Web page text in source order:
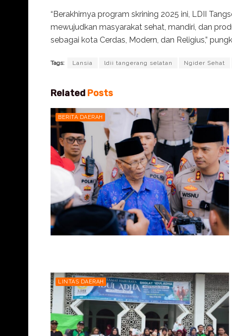
“Berakhirnya program skrining 2025 ini, LDII
mewujudkan masyarakat sehat, mandiri, dan
sebagai kota Cerdas, Modern, dan Religius,”
Tags: Lansia ldii tangerang selatan Ngider Sehat
Related Posts
BERITA DAERAH
LINTAS DAERAH